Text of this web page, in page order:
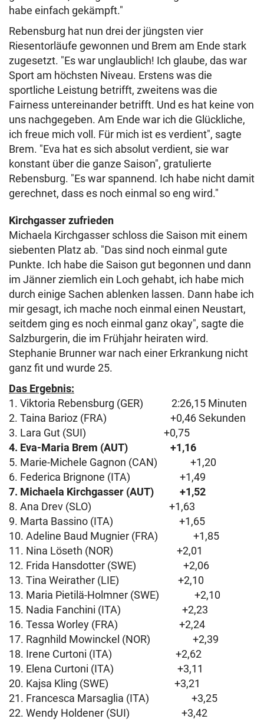
habe einfach gekämpft."
Rebensburg hat nun drei der jüngsten vier
Riesentorläufe gewonnen und Brem am Ende stark
zugesetzt. "Es war unglaublich! Ich glaube, das war
Sport am höchsten Niveau. Erstens was die
sportliche Leistung betrifft, zweitens was die
Fairness untereinander betrifft. Und es hat keine von
uns nachgegeben. Am Ende war ich die Glückliche,
ich freue mich voll. Für mich ist es verdient", sagte
Brem. "Eva hat es sich absolut verdient, sie war
konstant über die ganze Saison", gratulierte
Rebensburg. "Es war spannend. Ich habe nicht damit
gerechnet, dass es noch einmal so eng wird."
Kirchgasser zufrieden
Michaela Kirchgasser schloss die Saison mit einem
siebenten Platz ab. "Das sind noch einmal gute
Punkte. Ich habe die Saison gut begonnen und dann
im Jänner ziemlich ein Loch gehabt, ich habe mich
durch einige Sachen ablenken lassen. Dann habe ich
mir gesagt, ich mache noch einmal einen Neustart,
seitdem ging es noch einmal ganz okay", sagte die
Salzburgerin, die im Frühjahr heiraten wird.
Stephanie Brunner war nach einer Erkrankung nicht
ganz fit und wurde 25.
Das Ergebnis:
1. Viktoria Rebensburg (GER) 2:26,15 Minuten
2. Taina Barioz (FRA) +0,46 Sekunden
3. Lara Gut (SUI) +0,75
4. Eva-Maria Brem (AUT) +1,16
5. Marie-Michele Gagnon (CAN) +1,20
6. Federica Brignone (ITA) +1,49
7. Michaela Kirchgasser (AUT) +1,52
8. Ana Drev (SLO) +1,63
9. Marta Bassino (ITA) +1,65
10. Adeline Baud Mugnier (FRA) +1,85
11. Nina Löseth (NOR) +2,01
12. Frida Hansdotter (SWE) +2,06
13. Tina Weirather (LIE) +2,10
13. Maria Pietilä-Holmner (SWE) +2,10
15. Nadia Fanchini (ITA) +2,23
16. Tessa Worley (FRA) +2,24
17. Ragnhild Mowinckel (NOR) +2,39
18. Irene Curtoni (ITA) +2,62
19. Elena Curtoni (ITA) +3,11
20. Kajsa Kling (SWE) +3,21
21. Francesca Marsaglia (ITA) +3,25
22. Wendy Holdener (SUI) +3,42